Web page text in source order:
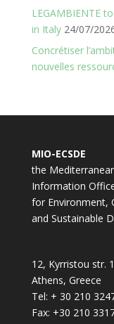
LEGAMBIENTE
in Italy 24/07/
Concrétiser
nouvelles
MIO-ECSDE
the
Information
for Environment,
and Sustainable
12, Kyrristou str.
Athens, Greece
Tel: + 30 210
Fax: +30 210